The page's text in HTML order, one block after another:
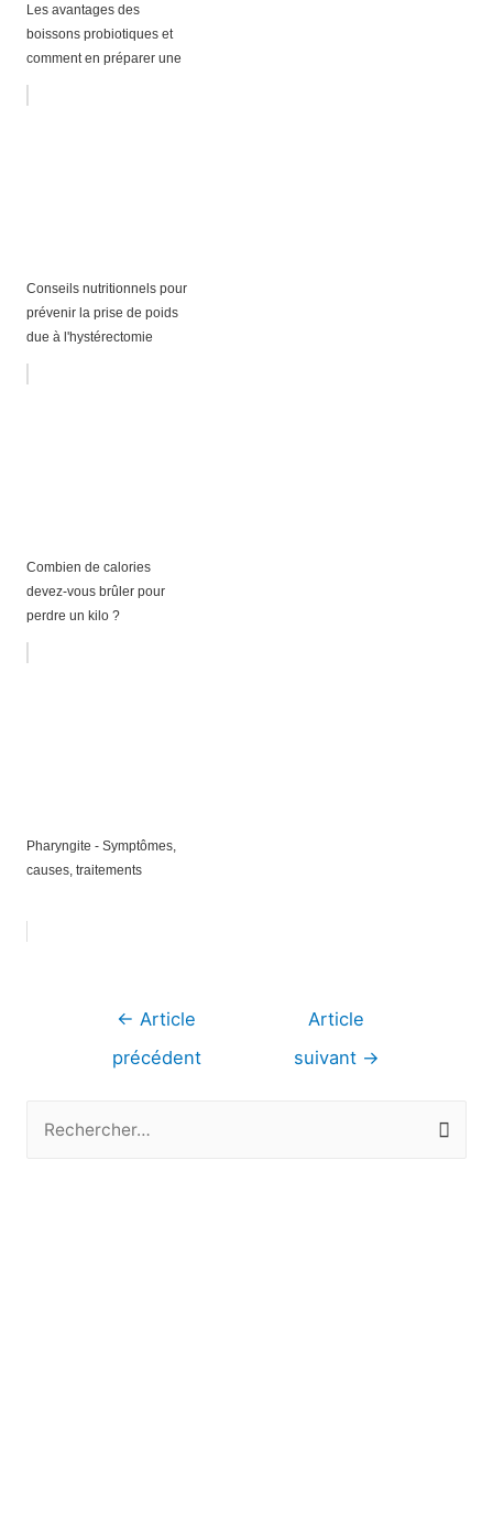
Les avantages des
boissons probiotiques et
comment en préparer une
Conseils nutritionnels pour
prévenir la prise de poids
due à l'hystérectomie
Combien de calories
devez-vous brûler pour
perdre un kilo ?
Pharyngite - Symptômes,
causes, traitements
Navigation
← Article
précédent
Article
suivant →